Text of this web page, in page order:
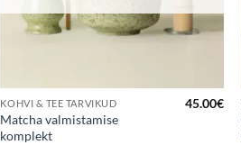
KOHVI & TEE TARVIKUD
Matcha valmistamise
komplekt
45.00€